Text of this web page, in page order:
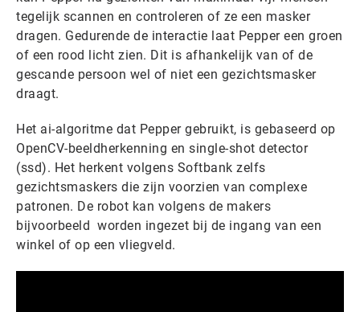
tegelijk scannen en controleren of ze een masker
dragen. Gedurende de interactie laat Pepper een groen
of een rood licht zien. Dit is afhankelijk van of de
gescande persoon wel of niet een gezichtsmasker
draagt.
Het ai-algoritme dat Pepper gebruikt, is gebaseerd op
OpenCV-beeldherkenning en single-shot detector
(ssd). Het herkent volgens Softbank zelfs
gezichtsmaskers die zijn voorzien van complexe
patronen. De robot kan volgens de makers
bijvoorbeeld worden ingezet bij de ingang van een
winkel of op een vliegveld.